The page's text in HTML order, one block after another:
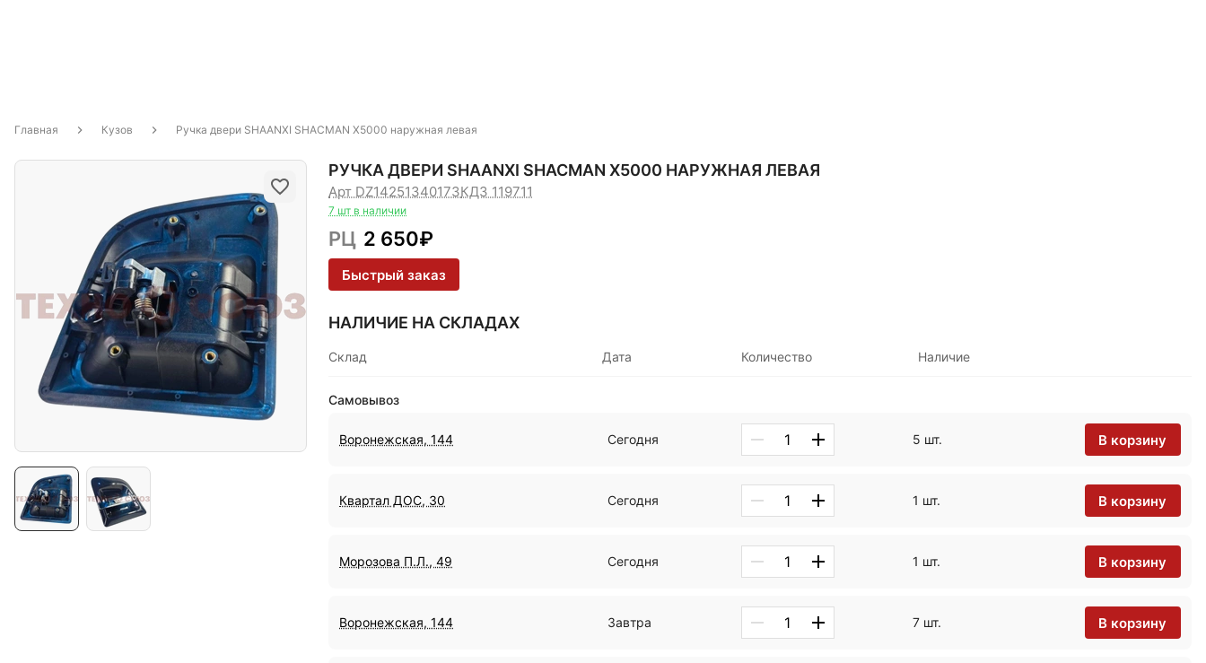
Главная Кузов Ручка двери SHAANXI SHACMAN X5000 наружная левая
РУЧКА ДВЕРИ SHAANXI SHACMAN X5000 НАРУЖНАЯ ЛЕВАЯ
Арт DZ14251340173КДЗ 119711
7 шт в наличии
РЦ 2 650₽
Быстрый заказ
НАЛИЧИЕ НА СКЛАДАХ
Склад Дата Количество Наличие
Самовывоз
Воронежская, 144 Сегодня 5 шт. В корзину
Квартал ДОС, 30 Сегодня 1 шт. В корзину
Морозова П.Л., 49 Сегодня 1 шт. В корзину
Воронежская, 144 Завтра 7 шт. В корзину